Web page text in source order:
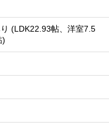
(LDK22.93帖、洋室7.5
)